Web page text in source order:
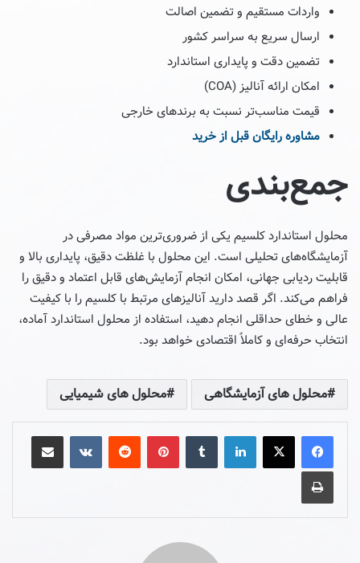
واردات مستقیم و تضمین اصالت
ارسال سریع به سراسر کشور
تضمین دقت و پایداری استاندارد
امکان ارائه آنالیز (COA)
قیمت مناسب‌تر نسبت به برندهای خارجی
مشاوره رایگان قبل از خرید
جمع‌بندی
محلول استاندارد کلسیم یکی از ضروری‌ترین مواد مصرفی در
آزمایشگاه‌های تحلیلی است. این محلول با غلظت دقیق، پایداری بالا و
قابلیت ردیابی جهانی، امکان انجام آزمایش‌های قابل اعتماد و دقیق را
فراهم می‌کند. اگر قصد دارید آنالیزهای مرتبط با کلسیم را با کیفیت
عالی و خطای حداقلی انجام دهید، استفاده از محلول استاندارد آماده،
انتخاب حرفه‌ای و کاملاً اقتصادی خواهد بود.
محلول های آزمایشگاهی محلول های شیمیایی